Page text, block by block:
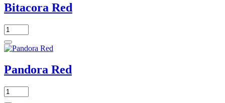
Bitacora Red
Pandora Red